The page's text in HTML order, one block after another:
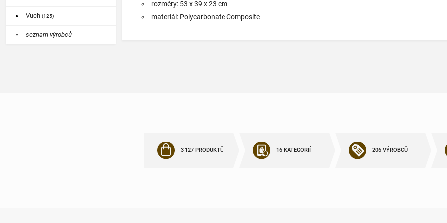
Vuch (125)
seznam výrobců
rozměry: 53 x 39 x 23 cm
materiál: Polycarbonate Composite
3 127 PRODUKTŮ 16 KATEGORIÍ 206 VÝROBCŮ